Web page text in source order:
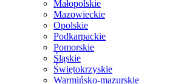
Małopolskie
Mazowieckie
Opolskie
Podkarpackie
Pomorskie
Śląskie
Świętokrzyskie
Warmińsko-mazurskie